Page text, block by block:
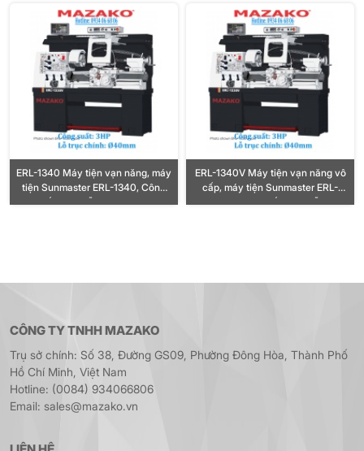
Ø40mm
ERL-1340 Máy tiện vạn năng, máy
tiện Sunmaster ERL-1340, Công
suất 3HP, Lỗ trục Ø40mm
ERL-1340V Máy tiện vạn năng vô
cấp, máy tiện Sunmaster ERL-
1340V, Công suất 3HP, Lỗ trục
CÔNG TY TNHH MAZAKO
Trụ sở chính: Số 38, Đường GS09, Phường Đông Hòa, Thành Phố
Hồ Chí Minh, Việt Nam
Hotline: (0084) 934066806
Email: sales@mazako.vn